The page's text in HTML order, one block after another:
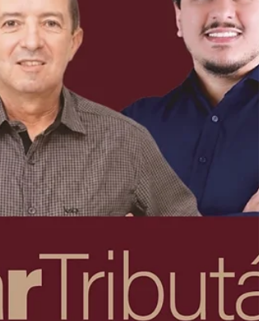
1.000 inscrições e selecionou 140 obras,
entre curtas e longas-metragens locais,
nacionais e internacionais. Entre os dias 10 e
16 de agosto, o festival itinerante vai transf